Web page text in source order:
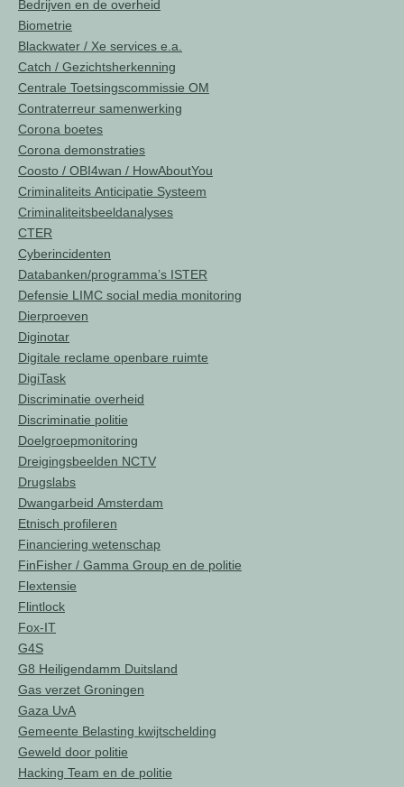
Bedrijven en de overheid
Biometrie
Blackwater / Xe services e.a.
Catch / Gezichtsherkenning
Centrale Toetsingscommissie OM
Contraterreur samenwerking
Corona boetes
Corona demonstraties
Coosto / OBI4wan / HowAboutYou
Criminaliteits Anticipatie Systeem
Criminaliteitsbeeldanalyses
CTER
Cyberincidenten
Databanken/programma’s ISTER
Defensie LIMC social media monitoring
Dierproeven
Diginotar
Digitale reclame openbare ruimte
DigiTask
Discriminatie overheid
Discriminatie politie
Doelgroepmonitoring
Dreigingsbeelden NCTV
Drugslabs
Dwangarbeid Amsterdam
Etnisch profileren
Financiering wetenschap
FinFisher / Gamma Group en de politie
Flextensie
Flintlock
Fox-IT
G4S
G8 Heiligendamm Duitsland
Gas verzet Groningen
Gaza UvA
Gemeente Belasting kwijtschelding
Geweld door politie
Hacking Team en de politie